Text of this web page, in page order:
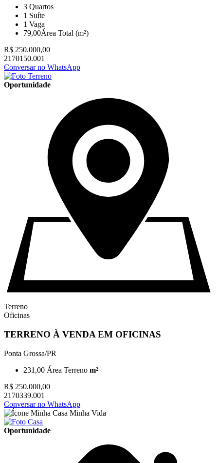
3 Quartos
1 Suíte
1 Vaga
79,00Área Total (m²)
R$ 250.000,00
2170150.001
Conversar no WhatsApp
Oportunidade
Terreno
Oficinas
TERRENO À VENDA EM OFICINAS
Ponta Grossa/PR
231,00 Área Terreno m²
R$ 250.000,00
2170339.001
Conversar no WhatsApp
Oportunidade